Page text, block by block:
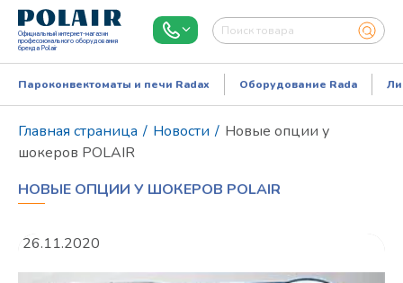
Официальный интернет-магазин
профессионального оборудования
бренда Polair
Пароконвектоматы и печи Radax Оборудование Rada
Главная страница / Новости / Новые опции у
шокеров POLAIR
НОВЫЕ ОПЦИИ У ШОКЕРОВ POLAIR
26.11.2020